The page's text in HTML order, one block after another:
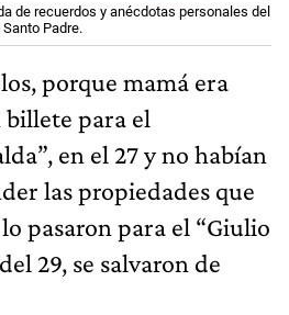
de recuerdos y anécdotas personales del
Santo Padre.
porque mamá era
para el
en el 27 y no habían
las propiedades que
pasaron para el “Giulio
29, se salvaron de